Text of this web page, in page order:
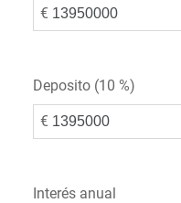
€
Deposito (10 %)
€
Interés anual